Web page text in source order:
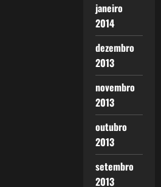
janeiro
2014
dezembro
2013
novembro
2013
outubro
2013
setembro
2013